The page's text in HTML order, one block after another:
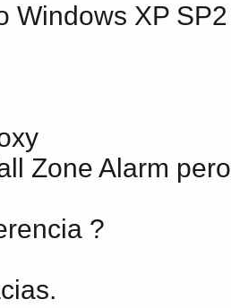
Windows XP SP2
Zone Alarm
?